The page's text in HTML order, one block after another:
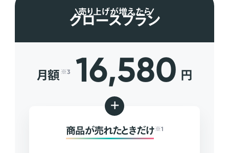
売り上げが増えたら
グロースプラン
月額 ※3 16,580 円
+
商品が売れたときだけ ※1